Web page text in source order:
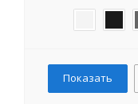
Kale
Kerama
Kolo
Laguraty